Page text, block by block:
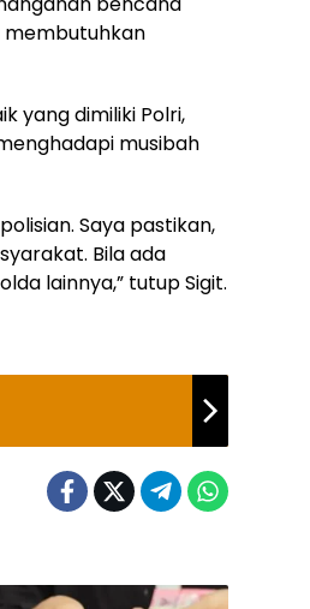
yang dimiliki Polri,
musibah
Saya pastikan,
Bila ada
lainnya,” tutup Sigit.